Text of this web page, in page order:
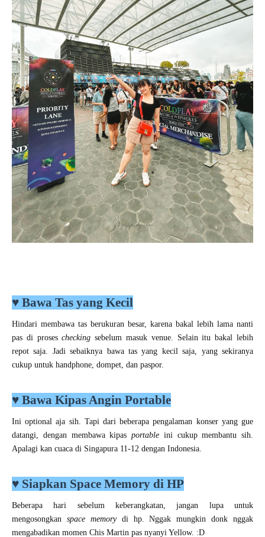
♥ Bawa Tas yang Kecil
Hindari membawa tas berukuran besar, karena bakal lebih lama nanti
pas di proseschecking sebelum masuk venue. Selain itu bakal lebih
repot saja. Jadi sebaiknya bawa tas yang kecil saja, yang sekiranya
cukup untuk handphone, dompet, dan paspor.
♥ Bawa Kipas Angin Portable
Ini optional aja sih. Tapi dari beberapa pengalaman konser yang gue
datangi, dengan membawa kipas portable ini cukup membantu sih.
Apalagi kan cuaca di Singapura 11-12 dengan Indonesia.
♥ Siapkan Space Memory di HP
Beberapa hari sebelum keberangkatan, jangan lupa untuk
mengosongkan space memorydi hp. Nggak mungkin donk nggak
mengabadikan momen Chis Martin pas nyanyi Yellow. :D